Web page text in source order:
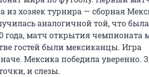
из хозяек турнира — сборная
аналогичной той, что была
года, матч открытия чемпионата
гостей были мексиканцы. Игра
Мексика победила уверенно.
и слезы.